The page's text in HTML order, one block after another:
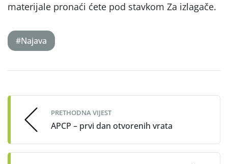
materijale pronaći ćete pod stavkom Za izlagače.
#Najava
navigation
PRETHODNA VIJEST
APCP – prvi dan otvorenih vrata